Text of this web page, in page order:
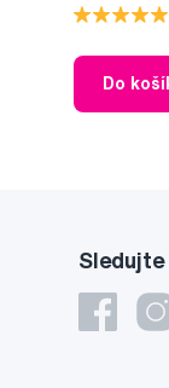
Do
Sledujte